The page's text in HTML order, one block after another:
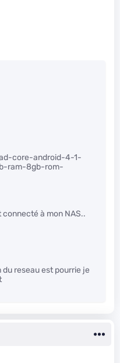
core-android-4-1-
ram-8gb-rom-
à mon NAS..
du reseau est pourrie je